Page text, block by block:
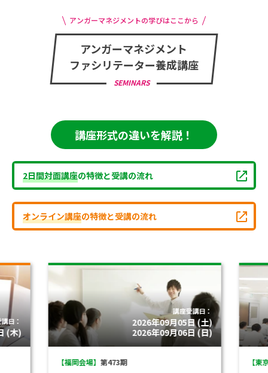
アンガーマネジメントの学びはここから
アンガーマネジメント
ファシリテーター養成講座
SEMINARS
講座形式の違いを解説！
2日間対面講座の特徴と受講の流れ
オンライン講座の特徴と受講の流れ
日：
(木)
講座受講日：
2026年09月05日 (土)
2026年09月06日 (日)
【福岡会場】 第473期 【東